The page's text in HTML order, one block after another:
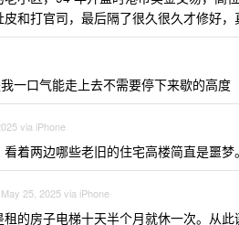
和打官司，最后隔了很久很久才修好，
一口气能走上去不需要停下来歇的高度
via iPhone
着两边哪些老旧的住宅高楼简直是噩梦。
May 25, 2025 via iPhone
的房子电梯十天半个月就休一次。从此